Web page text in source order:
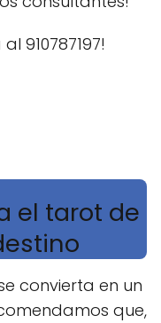
910787197!
el tarot de
convierta en un
que,